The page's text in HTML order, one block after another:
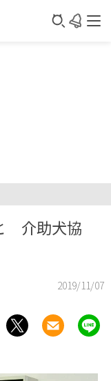
介助犬協
2019/11/07